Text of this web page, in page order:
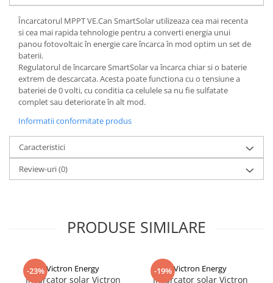
Baterii si acumulatori AGM VRLA
de 6-12 V
Acumulatori Moto, ATV
GEL
AGM
Li-Ion
SLA AGM (Sealed Lead Acid)
Tractiune
Marine & Caravan
APC
Sisteme de management (BMS)
Redresoare auto, moto, barci si
stationare
Încarcatorul MPPT VE.Can SmartSolar utilizeaza cea mai recenta
si cea mai rapida tehnologie pentru a converti energia unui
panou fotovoltaic în energie care încarca în mod optim un set de
baterii.
Regulatorul de încarcare SmartSolar va încarca chiar si o baterie
extrem de descarcata. Acesta poate functiona cu o tensiune a
bateriei de 0 volti, cu conditia ca celulele sa nu fie sulfatate
complet sau deteriorate în alt mod.
Informatii conformitate produs
Caracteristici
Review-uri(0)
PRODUSE SIMILARE
-23%Victron Energy
Incarcator solar Victron
-19%Victron Energy
Incarcator solar Victron